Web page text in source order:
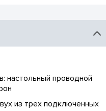
настольный проводной
из трех подключенных